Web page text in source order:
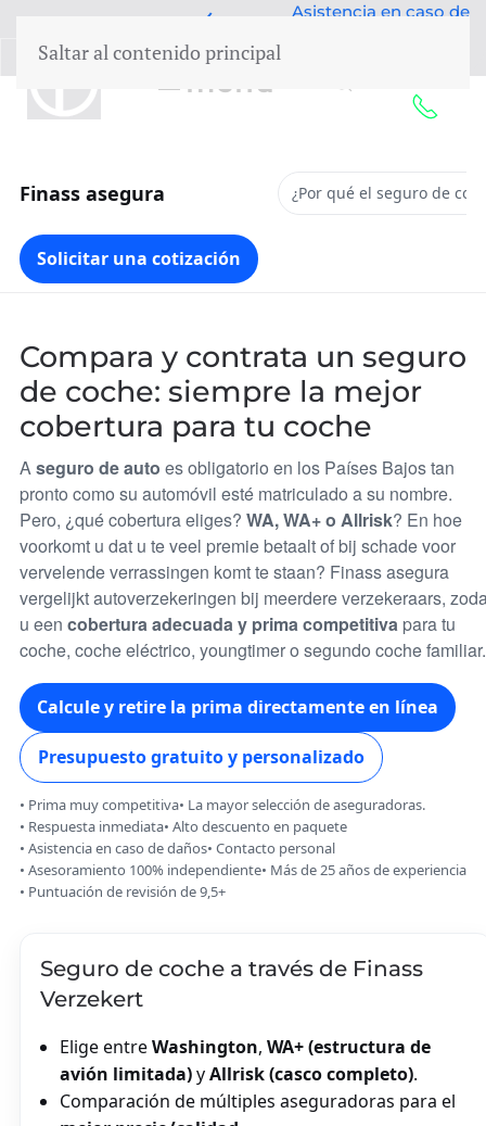
Saltar al contenido principal
menú
Asistencia en caso de
50 años de experiencia
Finass asegura ¿Por qué el seguro de
Solicitar una cotización
Compara y contrata un seguro
de coche: siempre la mejor
cobertura para tu coche
Aseguro de auto es obligatorio en los Países Bajos tan
pronto como su automóvil esté matriculado a su nombre.
Pero, ¿qué cobertura eliges? WA, WA+ o Allrisk? En hoe
voorkomt u dat u te veel premie betaalt of bij schade voor
vervelende verrassingen komt te staan? Finass asegura
vergelijkt autoverzekeringen bij meerdere verzekeraars,
u een cobertura adecuada y prima competitiva para tu
coche, coche eléctrico, youngtimer o segundo coche familiar.
Calcule y retire la prima directamente en línea
Presupuesto gratuito y personalizado
Prima muy competitiva La mayor selección de aseguradoras.
Respuesta inmediata Alto descuento en paquete
Asistencia en caso de daños Contacto personal
Asesoramiento 100% independiente Más de 25 años de experiencia
Puntuación de revisión de 9,5+
Seguro de coche a través de Finass
Verzekert
Elige entreWashington, WA+ (estructura de
avión limitada)yAllrisk (casco completo).
Comparación de múltiples aseguradoras para el